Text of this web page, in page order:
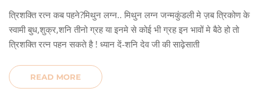
त्रिशक्ति रत्न कब पहने?मिथुन लग्न.. मिथुन लग्न जन्मकुंडली मे ज़ब त्रिकोण के
स्वामी बुध,शुक्र,शनि तीनो ग्रह या इनमे से कोई भी ग्रह इन भावों मे बैठे हो तो
त्रिशक्ति रत्न पहन सकते है ! ध्यान दें-शनि देव जी की साढ़ेसाती
READ MORE